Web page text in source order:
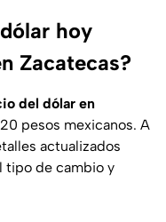
hoy
Zacatecas?
del dólar en
pesos mexicanos. A
actualizados
tipo de cambio y